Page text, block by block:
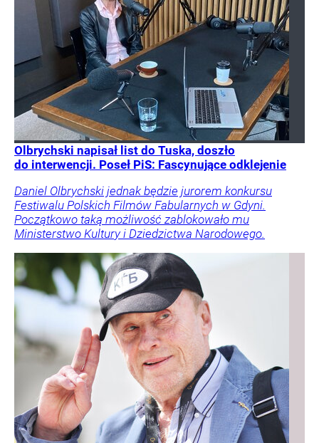
Olbrychski napisał list do Tuska, doszło
do interwencji. Poseł PiS: Fascynujące odklejenie
Daniel Olbrychski jednak będzie jurorem konkursu
Festiwalu Polskich Filmów Fabularnych w Gdyni.
Początkowo taką możliwość zablokowało mu
Ministerstwo Kultury i Dziedzictwa Narodowego.